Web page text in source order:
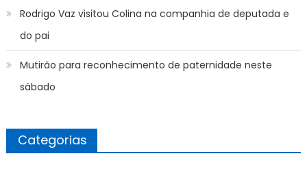
Rodrigo Vaz visitou Colina na companhia de deputada e
do pai
Mutirão para reconhecimento de paternidade neste
sábado
Categorias